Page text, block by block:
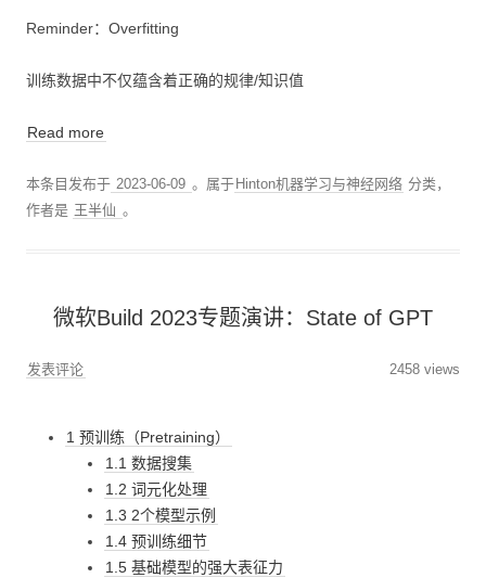
Reminder：Overfitting
训练数据中不仅蕴含着正确的规律/知识值
Read more
本条目发布于 2023-06-09 。属于Hinton机器学习与神经网络 分类，
作者是 王半仙 。
微软Build 2023专题演讲：State of GPT
发表评论 2458 views
1 预训练（Pretraining）
1.1 数据搜集
1.2 词元化处理
1.3 2个模型示例
1.4 预训练细节
1.5 基础模型的强大表征力